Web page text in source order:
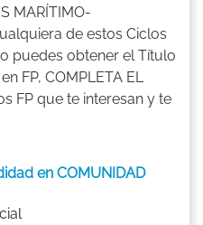
MARÍTIMO-
de estos Ciclos
puedes obtener el Título
FP, COMPLETA EL
FP que te interesan y te
en COMUNIDAD